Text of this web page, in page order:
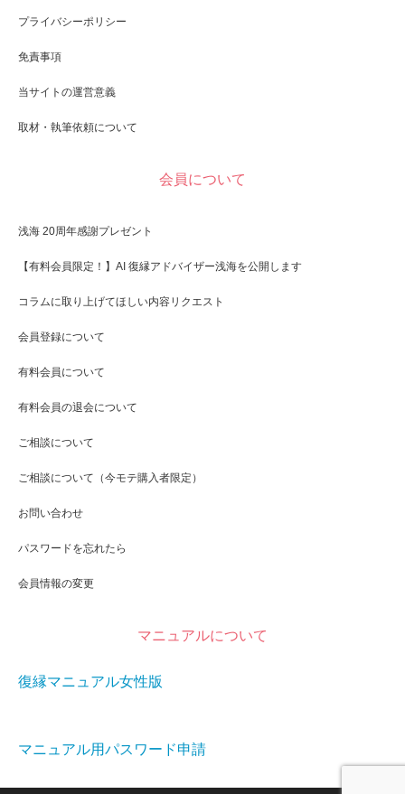
プライバシーポリシー
免責事項
当サイトの運営意義
取材・執筆依頼について
会員について
浅海 20周年感謝プレゼント
【有料会員限定！】AI 復縁アドバイザー浅海を公開します
コラムに取り上げてほしい内容リクエスト
会員登録について
有料会員について
有料会員の退会について
ご相談について
ご相談について（今モテ購入者限定）
お問い合わせ
パスワードを忘れたら
会員情報の変更
マニュアルについて
復縁マニュアル女性版
マニュアル用パスワード申請